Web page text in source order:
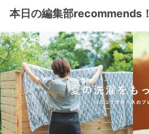
本日の編集部recommends！